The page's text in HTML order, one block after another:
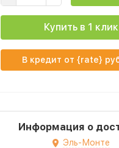
Купить в 1 клик
В кредит от {rate}
Информация о
Эль-Монте